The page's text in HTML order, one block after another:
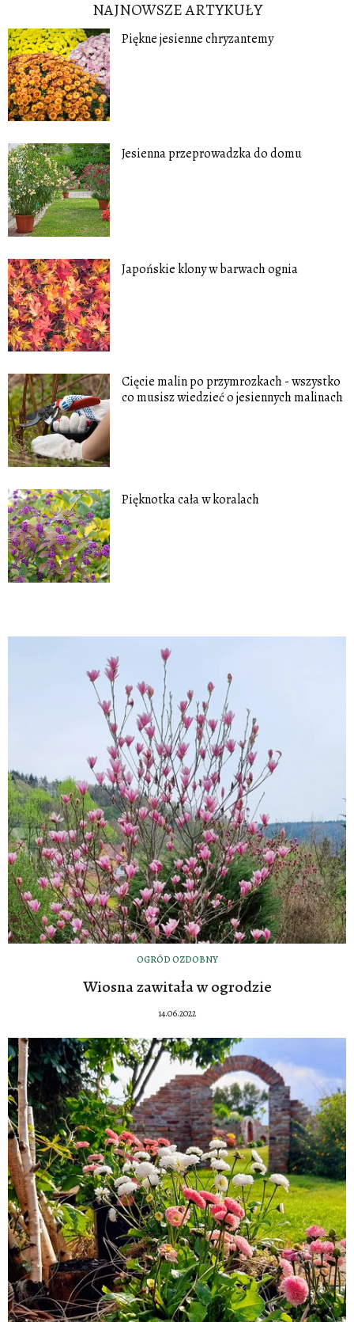
NAJNOWSZE ARTYKUŁY
Piękne jesienne chryzantemy
Jesienna przeprowadzka do domu
Japońskie klony w barwach ognia
Cięcie malin po przymrozkach - wszystko
co musisz wiedzieć o jesiennych malinach
Pięknotka cała w koralach
OGRÓD OZDOBNY
Wiosna zawitała w ogrodzie
14.06.2022